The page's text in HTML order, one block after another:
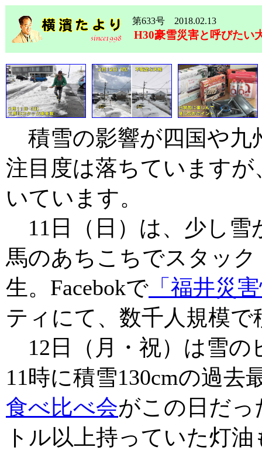
第633号 2018.02.13
H30豪雪災害と呼びたい
積雪の影響が四国や九
注目度は落ちています
いています。
11日（日）は、少し雪
馬のあちこちでスタック
生。Facebokで 「福井災
ティにて、数千人規模
12日（月・祝）は雪の
11時に積雪130cmの過去
食べ比べ会がこの日だっ
トル以上持っていた灯